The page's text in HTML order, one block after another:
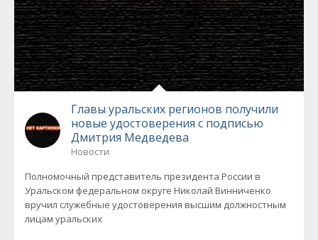
Главы уральских регионов получили
новые удостоверения с подписью
Дмитрия Медведева
Новости
Полномочный представитель президента России в
Уральском федеральном округе Николай Винниченко
вручил служебные удостоверения высшим должностным
лицам уральских